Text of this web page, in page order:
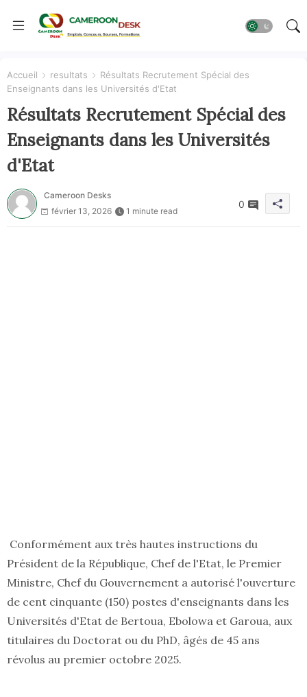
Accueil resultats
Résultats Recrutement Spécial des
Enseignants dans les Universités d'Etat
Résultats Recrutement Spécial des
Enseignants dans les Universités
d'Etat
Cameroon Desks
février 13, 2026
1 minute read
0
Conformément aux très hautes instructions du
Président de la République, Chef de l'Etat, le Premier
Ministre, Chef du Gouvernement a autorisé l'ouverture
de cent cinquante (150) postes d'enseignants dans les
Universités d'Etat de Bertoua, Ebolowa et Garoua, aux
titulaires du Doctorat ou du PhD, âgés de 45 ans
révolus au premier octobre 2025.